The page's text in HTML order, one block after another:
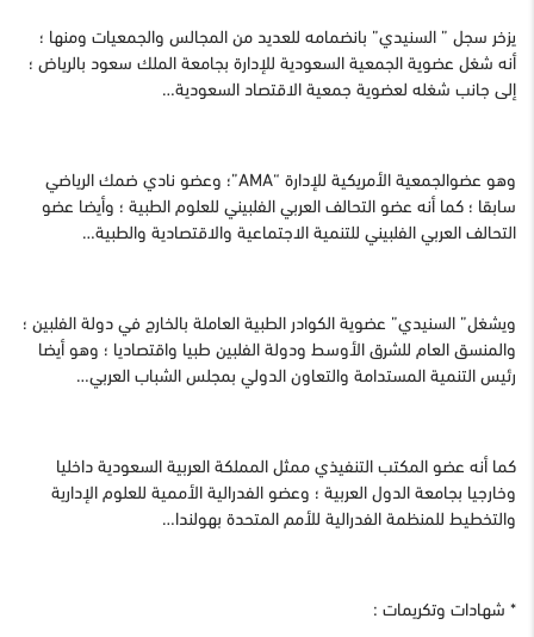
يزخر سجل ” السنيدي” بانضمامه للعديد من المجالس والجمعيات ومنها ؛
أنه شغل عضوية الجمعية السعودية للإدارة بجامعة الملك سعود بالرياض ؛
إلى جانب شغله لعضوية جمعية الاقتصاد السعودية…
وهو عضوالجمعية الأمريكية للإدارة “AMA”؛ وعضو نادي ضمك الرياضي
سابقا ؛ كما أنه عضو التحالف العربي الفلبيني للعلوم الطبية ؛ وأيضا عضو
التحالف العربي الفلبيني للتنمية الاجتماعية والاقتصادية والطبية…
ويشغل” السنيدي” عضوية الكوادر الطبية العاملة بالخارج في دولة الفلبين ؛
والمنسق العام للشرق الأوسط ودولة الفلبين طبيا واقتصاديا ؛ وهو أيضا
رئيس التنمية المستدامة والتعاون الدولي بمجلس الشباب العربي…
كما أنه عضو المكتب التنفيذي ممثل المملكة العربية السعودية داخليا
وخارجيا بجامعة الدول العربية ؛ وعضو الفدرالية الأممية للعلوم الإدارية
والتخطيط للمنظمة الفدرالية للأمم المتحدة بهولندا…
* شهادات وتكريمات :